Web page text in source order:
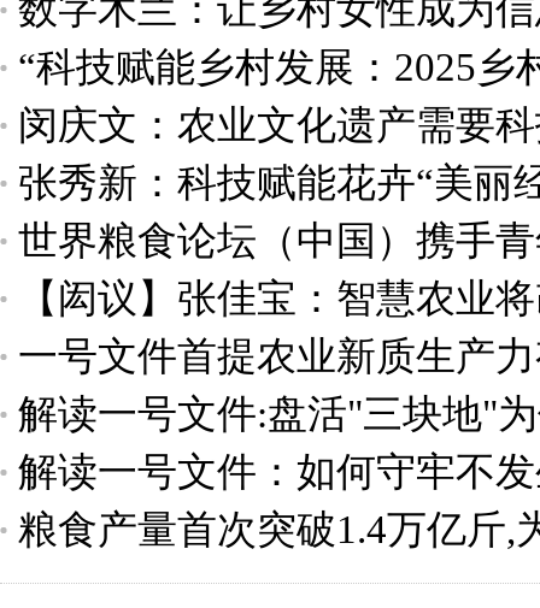
数字木兰：让乡村女性成为
“科技赋能乡村发展：2025乡
行
闵庆文：农业文化遗产需要
张秀新：科技赋能花卉“美丽
世界粮食论坛（中国）携手
【闳议】张佳宝：智慧农业
局
一号文件首提农业新质生产
解读一号文件:盘活"三块地"
解读一号文件：如何守牢不
线？
粮食产量首次突破1.4万亿斤,